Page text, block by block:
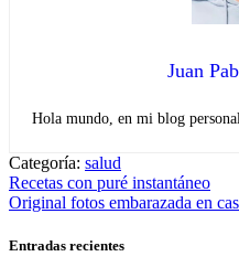
Juan
Hola mundo, en mi blog
Categoría: salud
Navegación
de
entradas
Entrada
anterior:
Recetas con puré instantáneo
Entrada
Original fotos embarazada en
Entradas recientes